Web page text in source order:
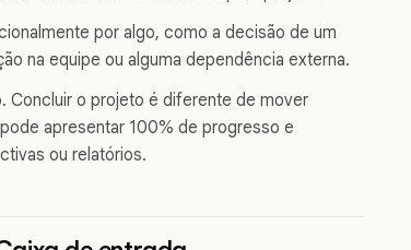
por algo, como a decisão de um
na equipe ou alguma dependência externa.
Concluir o projeto é diferente de mover
apresentar 100% de progresso e
ou relatórios.